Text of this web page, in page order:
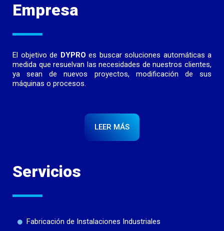
Empresa
El objetivo de DYPRO es buscar soluciones automáticas a
medida que resuelvan las necesidades de nuestros clientes,
ya sean de nuevos proyectos, modificación de sus
máquinas o procesos.
LEER MÁS
Servicios
Fabricación de Instalaciones Industriales